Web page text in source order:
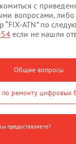
с
вопросами, либо
“FIX-ATN” по
если не нашли
Общие вопросы
по ремонту цифровых
предоставляете?